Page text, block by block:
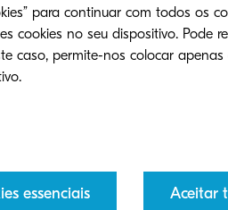
Impressão directa PDF a
Tecnologia amiga do
para continuar com todos os
cookies no seu dispositivo. Pode
caso, permite-nos colocar
a visualização correta do nosso sítio Web no seu dispositivo.
essenciais Aceitar